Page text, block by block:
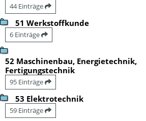
44 Einträge
51 Werkstoffkunde
6 Einträge
52 Maschinenbau, Energietechnik,
Fertigungstechnik
95 Einträge
53 Elektrotechnik
59 Einträge